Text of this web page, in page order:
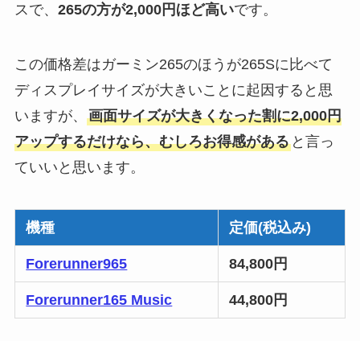
スで、 265の方が2,000円ほど高いです。
この価格差はガーミン265のほうが265Sに比べて
ディスプレイサイズが大きいことに起因すると思
いますが、 画面サイズが大きくなった割に2,000円
アップするだけなら、むしろお得感があると言っ
ていいと思います。
機種 定価(税込み)
Forerunner965 84,800円
Forerunner165 Music 44,800円